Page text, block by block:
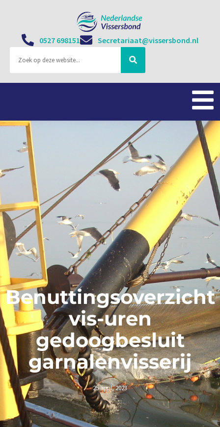
0527 698151 Secretariaat@vissersbond.nl
Benuttingsoverzicht
vis-uren
gedoogbesluit
garnalenvisserij
25 april, 2023